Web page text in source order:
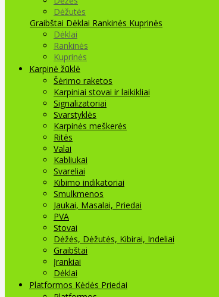
Dėžutės
Graibštai Dėklai Rankinės Kuprinės
Dėklai
Rankinės
Kuprinės
Karpinė žūklė
Šėrimo raketos
Karpiniai stovai ir laikikliai
Signalizatoriai
Svarstyklės
Karpinės meškerės
Ritės
Valai
Kabliukai
Svareliai
Kibimo indikatoriai
Smulkmenos
Jaukai, Masalai, Priedai
PVA
Stovai
Dėžės, Dėžutės, Kibirai, Indeliai
Graibštai
Įrankiai
Dėklai
Platformos Kėdės Priedai